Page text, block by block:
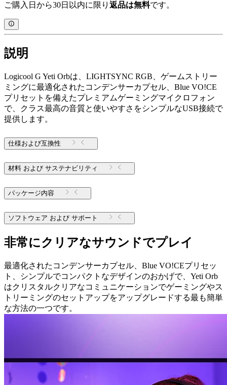
ご購入日から30日以内に限り 返品は無料です。
説明
Logicool G Yeti Orbは、LIGHTSYNC RGB、ゲームストリー
ミングに最適化されたコンデンサーカプセル、Blue VO!CE
プリセットを備えたプレミアムゲーミングマイクロフォン
で、クラス最高の音質と使いやすさをシンプルなUSB接続で
提供します。
仕様および互換性
材料 および サステナビリティ
パッケージ内容
ソフトウェア および サポート
非常にクリアなサウンドでプレイ
最適化されたコンデンサーカプセル、Blue VO!CEプリセッ
ト、シンプルでコンパクトなデザインのおかげで、Yeti Orb
はクリスタルクリアなコミュニケーションでゲーミングやス
トリーミングのセットアップをアップグレードする最も簡単
な方法の一つです。